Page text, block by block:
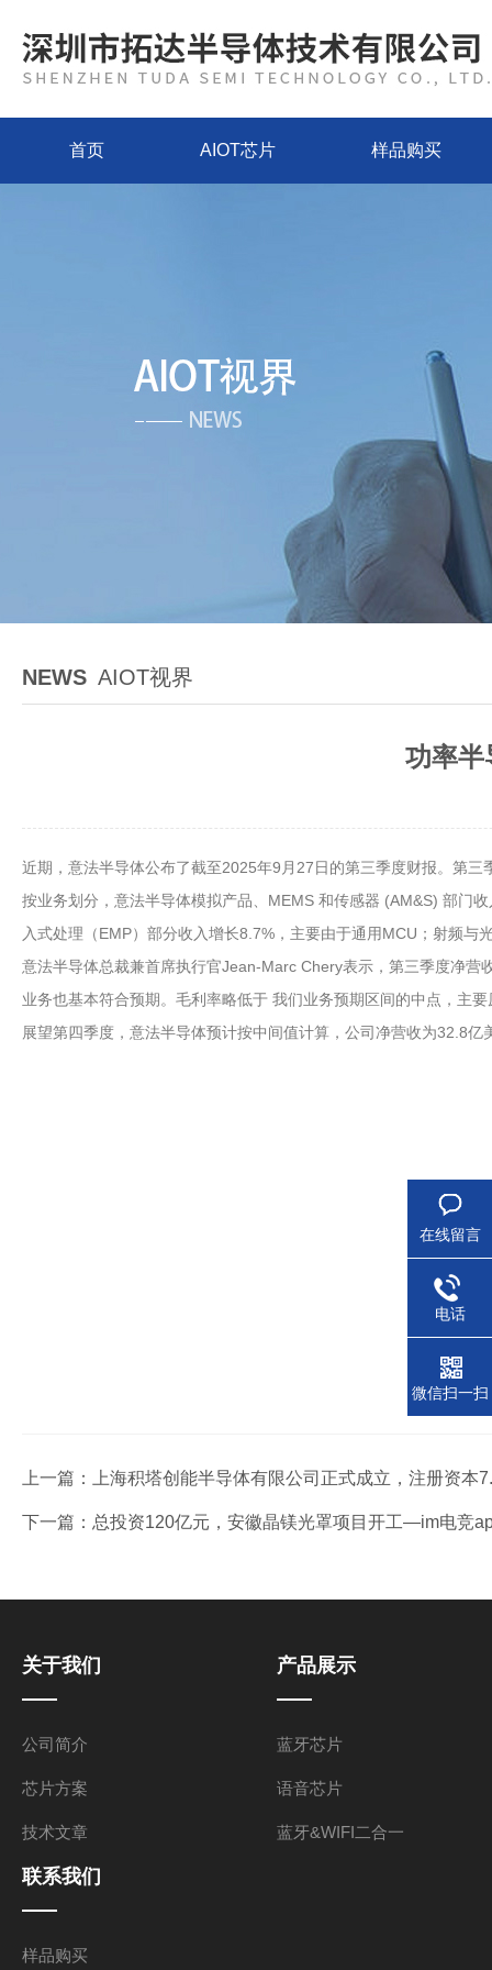
首页 AIOT芯片 样品购买
NEWS AIOT视界
功率
近期，意法半导体公布了截至2025年9月27日的第三季度财报。第
按业务划分，意法半导体模拟产品、MEMS 和传感器 (AM&S) 部门
入式处理（EMP）部分收入增长8.7%，主要由于通用MCU；射频与
意法半导体总裁兼首席执行官Jean-Marc Chery表示，第三季度净
业务也基本符合预期。毛利率略低于 我们业务预期区间的中点，主
展望第四季度，意法半导体预计按中间值计算，公司净营收为32.8
上一篇： 上海积塔创能半导体有限公司正式成立，注册资
下一篇： 总投资120亿元，安徽晶镁光罩项目开工—im电竞
关于我们
公司简介
芯片方案
技术文章
产品展示
蓝牙芯片
语音芯片
蓝牙&WIFI二合一
联系我们
样品购买
在线留言
电话
微信扫一扫